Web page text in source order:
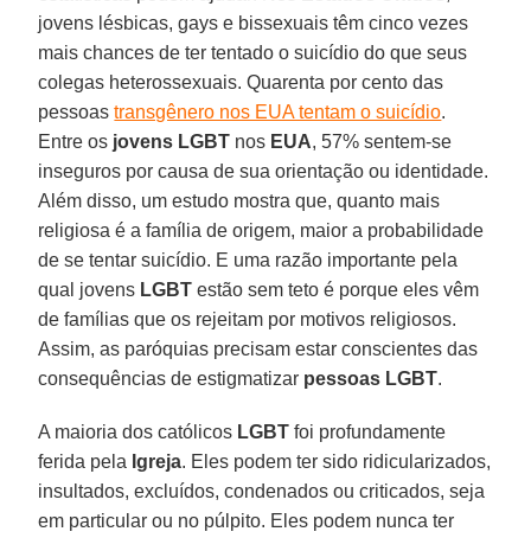
jovens lésbicas, gays e bissexuais têm cinco vezes
mais chances de ter tentado o suicídio do que seus
colegas heterossexuais. Quarenta por cento das
pessoastransgênero nos EUA tentam o suicídio.
Entre os jovens LGBT nos EUA, 57% sentem-se
inseguros por causa de sua orientação ou identidade.
Além disso, um estudo mostra que, quanto mais
religiosa é a família de origem, maior a probabilidade
de se tentar suicídio. E uma razão importante pela
qual jovens LGBT estão sem teto é porque eles vêm
de famílias que os rejeitam por motivos religiosos.
Assim, as paróquias precisam estar conscientes das
consequências de estigmatizar pessoas LGBT.
A maioria dos católicos LGBT foi profundamente
ferida pela Igreja. Eles podem ter sido ridicularizados,
insultados, excluídos, condenados ou criticados, seja
em particular ou no púlpito. Eles podem nunca ter